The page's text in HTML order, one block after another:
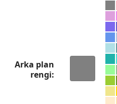
Arka plan
rengi